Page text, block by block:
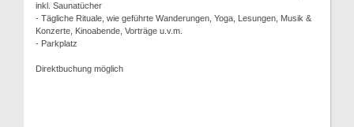
inkl. Saunatücher
- Tägliche Rituale, wie geführte Wanderungen, Yoga, Lesungen, Musik &
Konzerte, Kinoabende, Vorträge u.v.m.
- Parkplatz
Direktbuchung möglich